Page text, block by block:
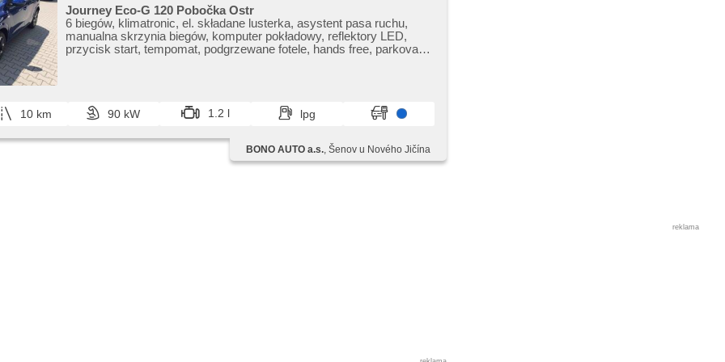
Journey Eco-G 120 Pobočka Ostr
6 biegów, klimatronic, el. składane lusterka, asystent pasa ruchu,
manualna skrzynia biegów, komputer pokładowy, reflektory LED,
przycisk start, tempomat, podgrzewane fotele, hands free, parkovací
10 km 90 kW 1.2 l lpg
BONO AUTO a.s., Šenov u Nového Jičína
reklama